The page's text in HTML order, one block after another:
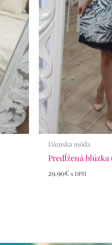
Dámska móda
Predĺžená blúzka
29.90€ s DPH